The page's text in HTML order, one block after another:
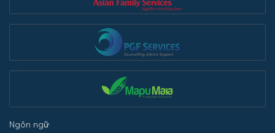
Ngôn ngữ